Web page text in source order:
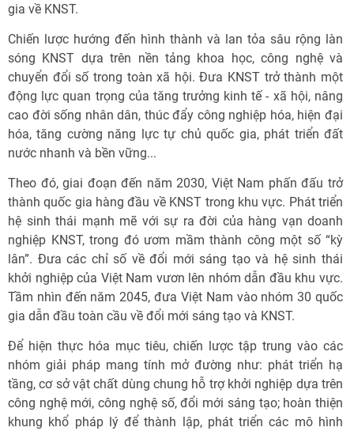
gia về KNST.
Chiến lược hướng đến hình thành và lan tỏa sâu rộng làn
sóng KNST dựa trên nền tảng khoa học, công nghệ và
chuyển đổi số trong toàn xã hội. Đưa KNST trở thành một
động lực quan trọng của tăng trưởng kinh tế - xã hội, nâng
cao đời sống nhân dân, thúc đẩy công nghiệp hóa, hiện đại
hóa, tăng cường năng lực tự chủ quốc gia, phát triển đất
nước nhanh và bền vững...
Theo đó, giai đoạn đến năm 2030, Việt Nam phấn đấu trở
thành quốc gia hàng đầu về KNST trong khu vực. Phát triển
hệ sinh thái mạnh mẽ với sự ra đời của hàng vạn doanh
nghiệp KNST, trong đó ươm mầm thành công một số “kỳ
lân”. Đưa các chỉ số về đổi mới sáng tạo và hệ sinh thái
khởi nghiệp của Việt Nam vươn lên nhóm dẫn đầu khu vực.
Tầm nhìn đến năm 2045, đưa Việt Nam vào nhóm 30 quốc
gia dẫn đầu toàn cầu về đổi mới sáng tạo và KNST.
Để hiện thực hóa mục tiêu, chiến lược tập trung vào các
nhóm giải pháp mang tính mở đường như: phát triển hạ
tầng, cơ sở vật chất dùng chung hỗ trợ khởi nghiệp dựa trên
công nghệ mới, công nghệ số, đổi mới sáng tạo; hoàn thiện
khung khổ pháp lý để thành lập, phát triển các mô hình